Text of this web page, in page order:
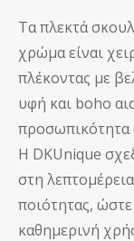
Τα πλεκτά
χρώμα είναι
πλέκοντας με
υφή και boho
προσωπικότητα
Η DKUnique
στη
ποιότητας, ώστε
καθημερινή